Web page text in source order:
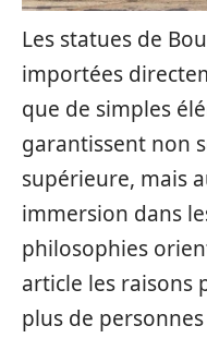
Les statues de
importées
que de simples
garantissent non
supérieure, mais
immersion dans
philosophies
article les raisons
plus de